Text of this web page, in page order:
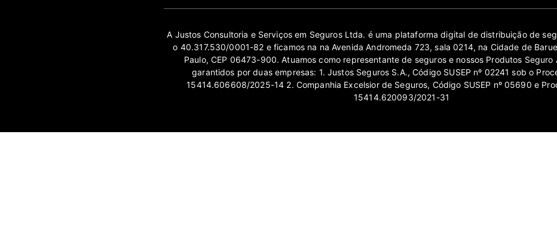
A Justos Consultoria e Serviços em Seguros Ltda. é uma plataforma digital de distribuição de
o 40.317.530/0001-82 e ficamos na na Avenida Andromeda 723, sala 0214, na Cidade de
Paulo, CEP 06473-900. Atuamos como representante de seguros e nossos Produtos Seguro
garantidos por duas empresas: 1. Justos Seguros S.A., Código SUSEP nº 02241 sob o
15414.606608/2025-14 2. Companhia Excelsior de Seguros, Código SUSEP nº 05690 e
15414.620093/2021-31